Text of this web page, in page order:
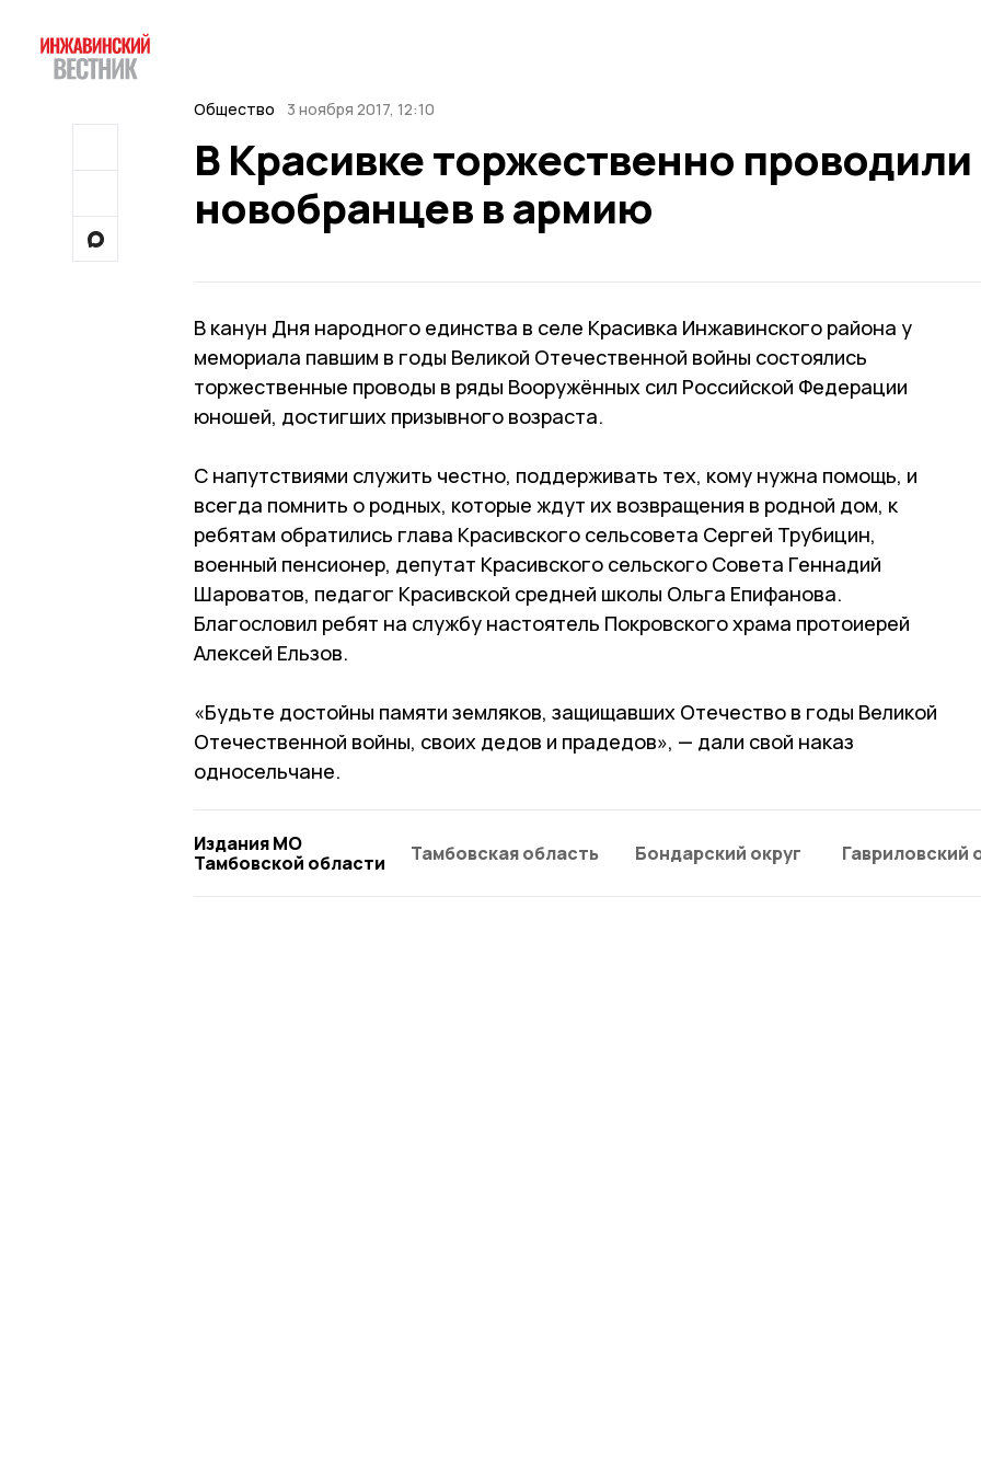
Общество 3 ноября 2017, 12:10
В Красивке торжественно проводили
новобранцев в армию
В канун Дня народного единства в селе Красивка Инжавинского района у
мемориала павшим в годы Великой Отечественной войны состоялись
торжественные проводы в ряды Вооружённых сил Российской Федерации
юношей, достигших призывного возраста.
С напутствиями служить честно, поддерживать тех, кому нужна помощь, и
всегда помнить о родных, которые ждут их возвращения в родной дом, к
ребятам обратились глава Красивского сельсовета Сергей Трубицин,
военный пенсионер, депутат Красивского сельского Совета Геннадий
Шароватов, педагог Красивской средней школы Ольга Епифанова.
Благословил ребят на службу настоятель Покровского храма протоиерей
Алексей Ельзов.
«Будьте достойны памяти земляков, защищавших Отечество в годы Великой
Отечественной войны, своих дедов и прадедов», — дали свой наказ
односельчане.
Издания МО
Тамбовской области
Тамбовская область Бондарский округ Гавриловский